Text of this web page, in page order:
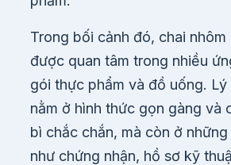
Trong bối cảnh đó, chai nhôm
được quan tâm trong nhiều
gói thực phẩm và đồ uống.
nằm ở hình thức gọn gàng và
bì chắc chắn, mà còn ở
như chứng nhận, hồ sơ kỹ